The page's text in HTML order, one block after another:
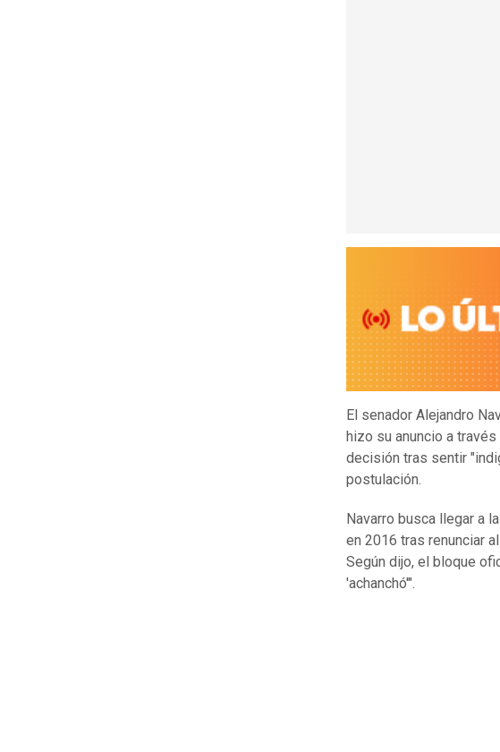
El senador Alejandro
hizo su anuncio a
decisión tras sentir
postulación.
Navarro busca llegar a
en 2016 tras renunciar
Según dijo, el bloque
'achanchó'".